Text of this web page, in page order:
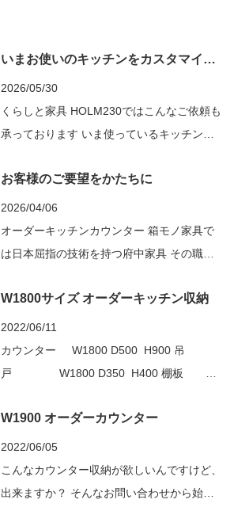
いまお使いのキッチンをカスタマイズ ～無垢材の扉へ～
2026/05/30
くらしと家具 HOLM230ではこんなご依頼も
承っております いま使っているキッチンの
全てを新しいモノに変えてしまうまでは考え
ていない ただ、質感の良い木の風合いが感
じられるものに出来たらいいのにな と悩ま
れていたお客様からのご依頼でした ご自宅
お客様のご要望をかたちに
2026/04/06
オーダーキッチンカウンター 箱モノ家具で
は日本屈指の技術を持つ府中家具 その職人
います くらしと家具 HOLM230では府中家
具製のオーダーキッチンカウンターが おス
スメです 簡単に流れを説明させていただき
ますと ①売り場に展示見本があります ②
W1800サイズ オーダーキッチン収納
2022/06/11
カウンター W1800 D500 H900 吊
戸 W1800 D350 H400 棚板
でイメージを伺い、図面でご確認いただきな
がら進めさせて いただきました。 そして、
仕上がりがこちら 棚板の受け金具はお客様
にご用意いただいたものを使用していま...
W1900 オーダーカウンター
2022/06/05
こんなカウンター収納が欲しいんですけど、
出来ますか？ そんなお問い合わせから始ま